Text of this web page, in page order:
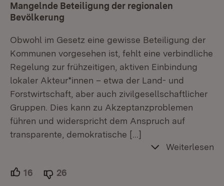
Mangelnde Beteiligung der regionalen
Bevölkerung
Obwohl im Gesetz eine gewisse Beteiligung der
Kommunen vorgesehen ist, fehlt eine verbindliche
Regelung zur frühzeitigen, aktiven Einbindung
lokaler Akteur*innen – etwa der Land- und
Forstwirtschaft, aber auch zivilgesellschaftlicher
Gruppen. Dies kann zu Akzeptanzproblemen
führen und widerspricht dem Anspruch auf
transparente, demokratische […]
Weiterlesen
16 Unterstützer.
26